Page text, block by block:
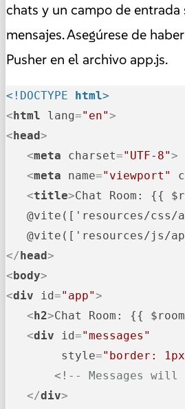
chats y un campo de entrada
mensajes. Asegúrese de
Pusher en el archivo app.js.
<!DOCTYPE html>
< html lang="en">
< head>
<meta charset="UTF-8">
<meta name="viewport"
<title>Chat Room: {{
@vite(['resources/css/
</ head>
< body>
<div id="app">
< h2>Chat Room: {{
<div id="messages"
style="border:
<!-- Messages will
</div>